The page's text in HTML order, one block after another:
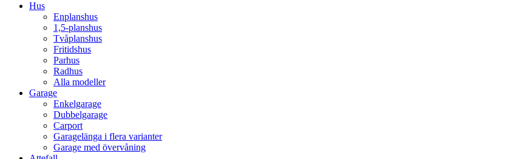
Hus
Enplanshus
1,5-planshus
Tvåplanshus
Fritidshus
Parhus
Radhus
Alla modeller
Garage
Enkelgarage
Dubbelgarage
Carport
Garagelänga i flera varianter
Garage med övervåning